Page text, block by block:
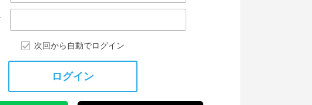
次回から自動でログイン
ログイン